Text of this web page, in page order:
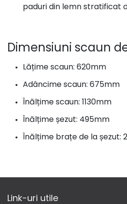
paduri din lemn stratificat
Dimensiuni scaun
Lățime scaun: 620mm
Adâncime scaun: 675mm
Înălțime scaun: 1130mm
Înălțime șezut: 495mm
Înălțime brațe de la șezut:
Link-uri utile